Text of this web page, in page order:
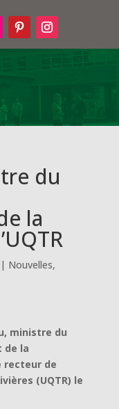
du
la
| Nouvelles,
ministre du
de la
recteur de
(UQTR) le